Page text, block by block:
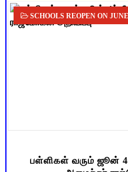
SCHOOLS REOPEN ON
பள்ளிகள் வரும் ஜூன்